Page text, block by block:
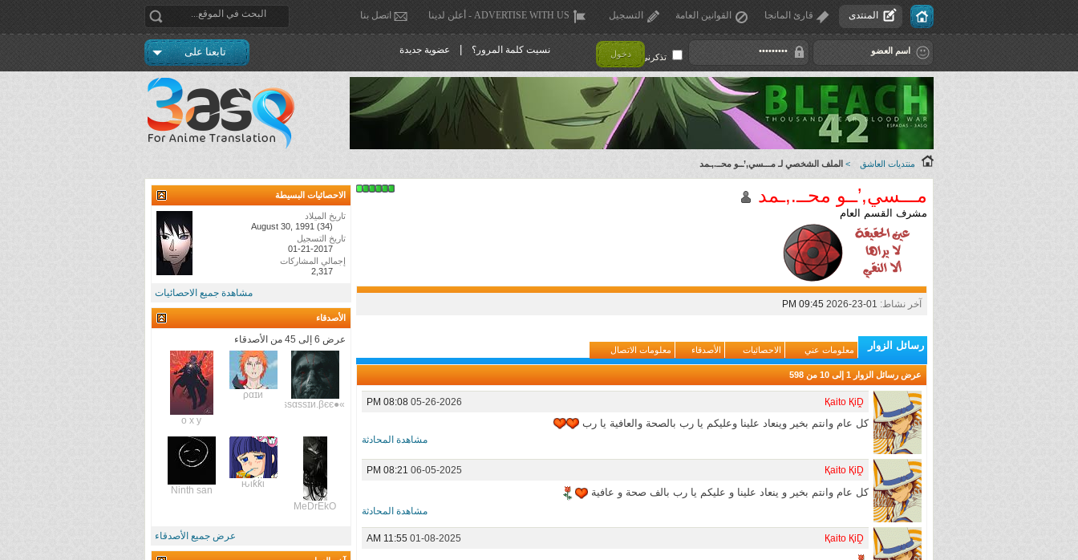
المنتدى قارئ المانجا القوانين العامة التسجيل ADVERTISE WITH US - أعلن لدينا اتصل بنا
تذكرني ! دخول نسيت كلمة المرور؟ عضوية جديدة تابعنا على
منتديات العاشق > الملف الشخصي لـ مـــسي,’ــو محــ.,ـمد
مـــسي,’ــو محــ.,ـمد
مشرف القسم العام
آخر نشاط: 09:45 PM
رسائل الزوار معلومات عني الاحصائيات الأصدقاء معلومات الاتصال
عرض رسائل الزوار 1 إلى 10 من 598
05-26-2026
08:08 PM Қaito ҚiḒ
كل عام وانتم بخير وينعاد علينا وعليكم يا رب بالصحة والعافية يا رب
مشاهدة المحادثة
06-05-2025
08:21 PM Қaito ҚiḒ
كل عام وانتم بخير و ينعاد علينا و عليكم يا رب بالف صحة و عافية
مشاهدة المحادثة
01-08-2025
11:55 AM Қaito ҚiḒ
الاحصائيات البسيطة
تاريخ الميلاد
August 30, 1991 (34)
تاريخ التسجيل
01-21-2017
إجمالي المشاركات
2,317
مشاهدة جميع الاحصائيات
الأصدقاء
عرض 6 إلى 45 من الأصدقاء
»●Λssαssɪи.βєє
ραɪи
o x y
MeDrEkO
ԋιƙƙι
Ninth san
عرض جميع الأصدقاء